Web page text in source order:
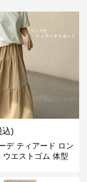
込)
デ ティアード ロン
ウエストゴム 体型